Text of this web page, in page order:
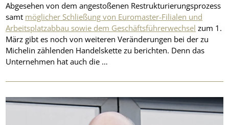
Abgesehen von dem angestoßenen Restrukturierungsprozess
samt möglicher Schließung von Euromaster-Filialen und
Arbeitsplatzabbau sowie dem Geschäftsführerwechsel zum 1.
März gibt es noch von weiteren Veränderungen bei der zu
Michelin zählenden Handelskette zu berichten. Denn das
Unternehmen hat auch die …